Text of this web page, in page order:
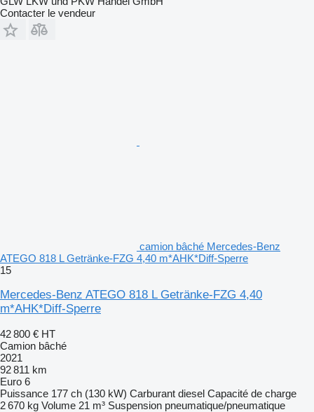
Contacter le vendeur
camion bâché Mercedes-Benz
ATEGO 818 L Getränke-FZG 4,40 m*AHK*Diff-Sperre
15
Mercedes-Benz ATEGO 818 L Getränke-FZG 4,40
m*AHK*Diff-Sperre
42 800 € HT
Camion bâché
2021
92 811 km
Euro 6
Puissance 177 ch (130 kW) Carburant diesel Capacité de charge
2 670 kg Volume 21 m³ Suspension pneumatique/pneumatique